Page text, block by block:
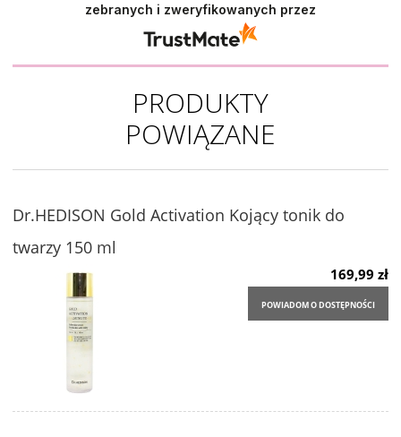
zebranych i zweryfikowanych przez
PRODUKTY
POWIĄZANE
Dr.HEDISON Gold Activation Kojący tonik do
twarzy 150 ml
169,99 zł
POWIADOM O DOSTĘPNOŚCI